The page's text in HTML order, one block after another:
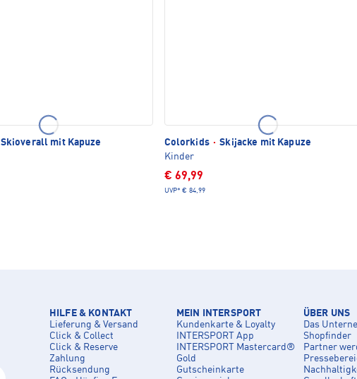
Skioverall mit Kapuze
Colorkids · Skijacke mit Kapuze
Kinder
€ 69,99
UVP* € 84,99
HILFE & KONTAKT
Lieferung & Versand
Click & Collect
Click & Reserve
Zahlung
Rücksendung
MEIN INTERSPORT
Kundenkarte & Loyalty
INTERSPORT App
INTERSPORT Mastercard®
Gold
Gutscheinkarte
ÜBER UNS
Das
Shopfinder
Partner